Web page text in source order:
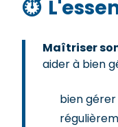
⏱
Maîtriser
aider à bien
bien